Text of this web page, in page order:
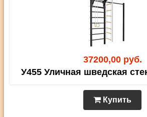
37200,00 руб.
У455 Уличная шведская
Купить